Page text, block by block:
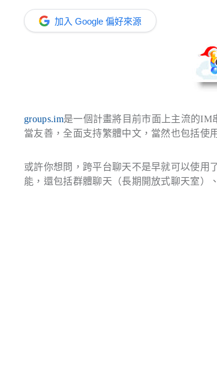
加入 Google 偏好來源
groups.im是一個計畫將目前市面上主流的IM
當友善，全面支持繁體中文，當然也包括使
或許你想問，跨平台聊天不是早就可以使用
能，還包括群體聊天（長期開放式聊天室）